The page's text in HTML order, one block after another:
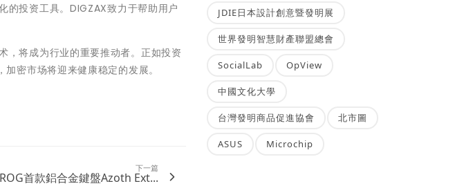
的投资工具。DIGZAX致力于帮助用户
，将成为行业的重要推动者。正如投资
密市场将迎来健康稳定的发展。
下一篇
ROG首款鋁合金鍵盤Azoth Ext...
JDIE日本設計創意暨發明展
世界發明智慧財產聯盟總會
SocialLab OpView
中國文化大學
台灣發明商品促進協會 北市圖
ASUS Microchip